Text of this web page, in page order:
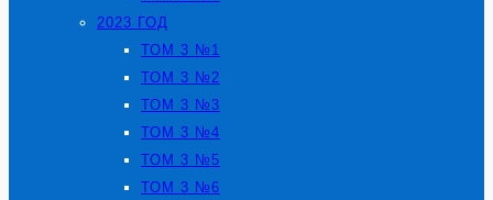
2023 ГОД
ТОМ 3 №1
ТОМ 3 №2
ТОМ 3 №3
ТОМ 3 №4
ТОМ 3 №5
ТОМ 3 №6